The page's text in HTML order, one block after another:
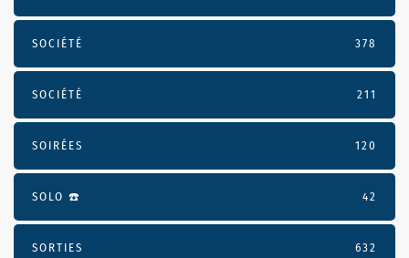
SOCIÉTÉ 378
SOCIÉTÉ 211
SOIRÉES 120
SOLO ☎️ 42
SORTIES 632